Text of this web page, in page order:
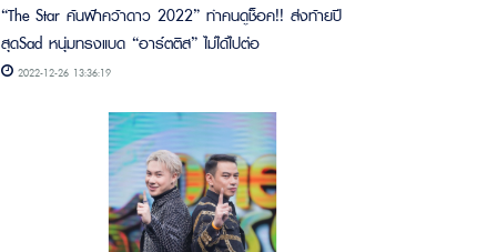
“The Star ค้นฟ้าคว้าดาว 2022” ทำคนดูช็อค!! ส่งท้ายปี
สุดSad หนุ่มทรงแบด “อาร์ตติส” ไม่ได้ไปต่อ
2022-12-26 13:36:19